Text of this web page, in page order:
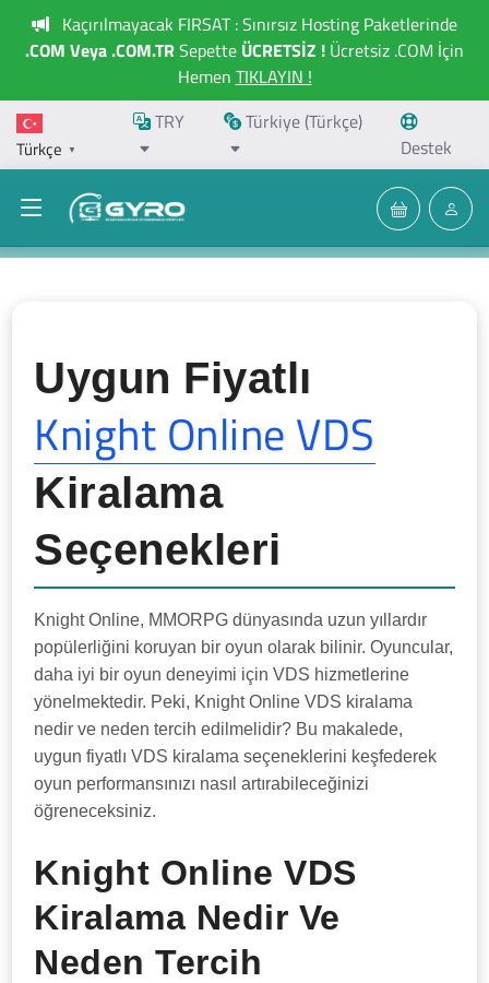
Kaçırılmayacak FIRSAT : Sınırsız Hosting Paketlerinde
.COM Veya .COM.TRSepette ÜCRETSİZ ! Ücretsiz .COM İçin
Hemen TIKLAYIN !
Türkçe ▼
TRY
Türkiye (Türkçe)
Destek
Uygun Fiyatlı
Knight Online VDS
Kiralama
Seçenekleri
Knight Online, MMORPG dünyasında uzun yıllardır
popülerliğini koruyan bir oyun olarak bilinir. Oyuncular,
daha iyi bir oyun deneyimi için VDS hizmetlerine
yönelmektedir. Peki, Knight Online VDS kiralama
nedir ve neden tercih edilmelidir? Bu makalede,
uygun fiyatlı VDS kiralama seçeneklerini keşfederek
oyun performansınızı nasıl artırabileceğinizi
öğreneceksiniz.
Knight Online VDS
Kiralama Nedir Ve
Neden Tercih